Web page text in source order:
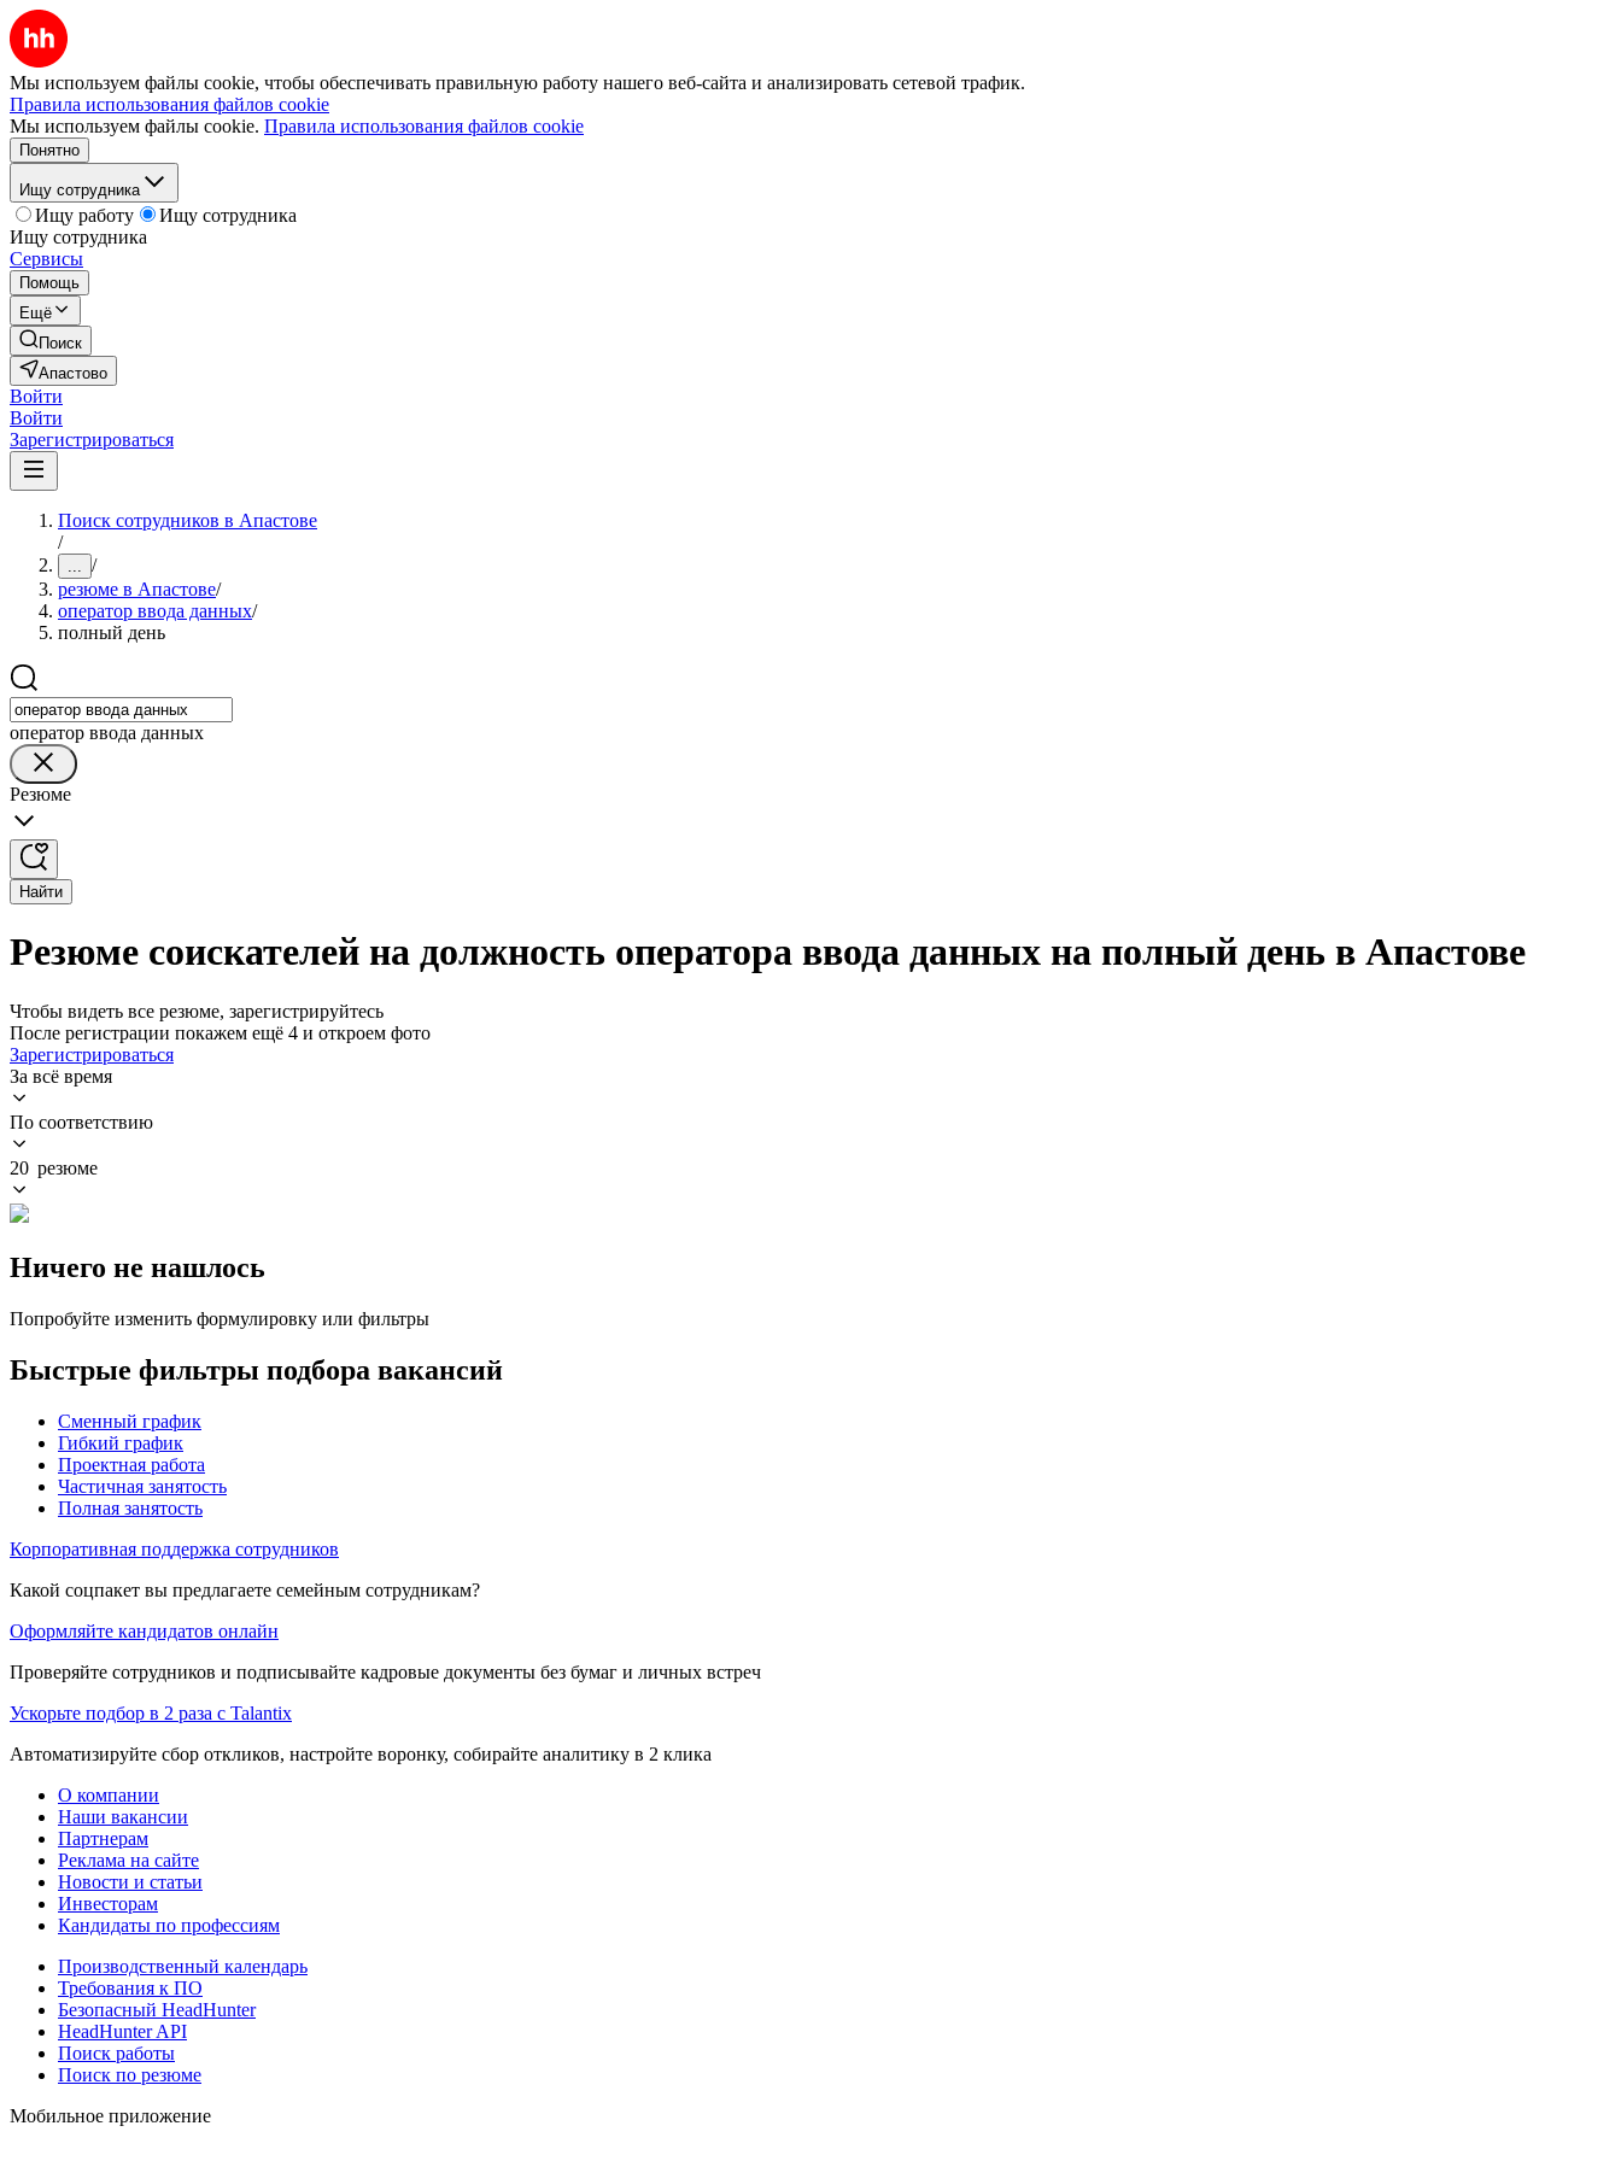
Мы используем файлы cookie, чтобы обеспечивать правильную работу нашего веб-сайта и анализировать сетевой трафик.
Правила использования файлов cookie
Мы используем файлы cookie. Правила использования файлов cookie
Понятно
Ищу сотрудника
Ищу работу
Ищу сотрудника
Ищу сотрудника
Сервисы
Помощь
Ещё
Поиск
Апастово
Войти
Войти
Зарегистрироваться
Поиск сотрудников в Апастове
/
... /
резюме в Апастове/
оператор ввода данных/
полный день
оператор ввода данных
Резюме
Найти
Резюме соискателей на должность оператора ввода данных на полный день в Апастове
Чтобы видеть все резюме, зарегистрируйтесь
После регистрации покажем ещё 4 и откроем фото
Зарегистрироваться
За всё время
По соответствию
20 резюме
Ничего не нашлось
Попробуйте изменить формулировку или фильтры
Быстрые фильтры подбора вакансий
Сменный график
Гибкий график
Проектная работа
Частичная занятость
Полная занятость
Корпоративная поддержка сотрудников
Какой соцпакет вы предлагаете семейным сотрудникам?
Оформляйте кандидатов онлайн
Проверяйте сотрудников и подписывайте кадровые документы без бумаг и личных встреч
Ускорьте подбор в 2 раза с Talantix
Автоматизируйте сбор откликов, настройте воронку, собирайте аналитику в 2 клика
О компании
Наши вакансии
Партнерам
Реклама на сайте
Новости и статьи
Инвесторам
Кандидаты по профессиям
Производственный календарь
Требования к ПО
Безопасный HeadHunter
HeadHunter API
Поиск работы
Поиск по резюме
Мобильное приложение